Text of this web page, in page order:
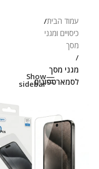
עמוד הבית/
כיסויים ומגני
מסך
/
מגני מסך
לסמארטפונים
Show
sidebar